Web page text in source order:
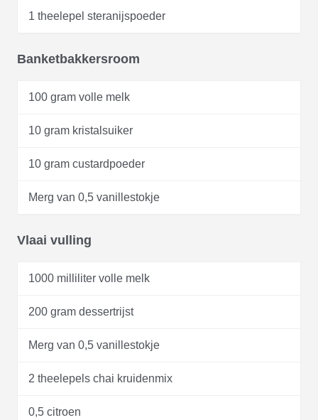
1 theelepel steranijspoeder
Banketbakkersroom
100 gram volle melk
10 gram kristalsuiker
10 gram custardpoeder
Merg van 0,5 vanillestokje
Vlaai vulling
1000 milliliter volle melk
200 gram dessertrijst
Merg van 0,5 vanillestokje
2 theelepels chai kruidenmix
0,5 citroen